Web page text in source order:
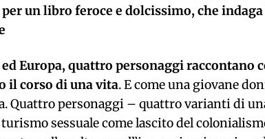
un libro feroce e dolcissimo, che
Europa, quattro personaggi raccontano
il corso di una vita. E come una giovane
Quattro personaggi – quattro varianti di
sessuale come lascito del